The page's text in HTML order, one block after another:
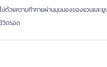
ปด้วยความท้าทายผ่านมุมมองของแวนแ
วิตรอด